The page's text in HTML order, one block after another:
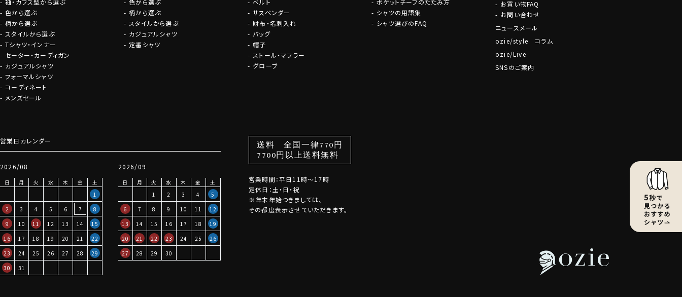
袖・カフス型から選ぶ
色から選ぶ
柄から選ぶ
スタイルから選ぶ
Tシャツ・インナー
セーター・カーディガン
カジュアルシャツ
フォーマルシャツ
コーディネート
メンズセール
色から選ぶ
柄から選ぶ
スタイルから選ぶ
カジュアルシャツ
定番シャツ
ベルト
サスペンダー
財布・名刺入れ
バッグ
帽子
ストール・マフラー
グローブ
ポケットチーフのたたみ方
シャツの用語集
シャツ選びのFAQ
お買い物FAQ
お問い合わせ
ニュースメール
ozie/style コラム
ozie/Live
SNSのご案内
営業日カレンダー
2026/08
日 月 火 水 木 金
土
1
2
3 4 5 6 7
8
9
10 11 12 13 14
15
16
17 18 19 20 21
22
23
24 25 26 27 28
29
30
31
2026/09
日 月 火 水 木 金
土
1
2 3 4
5
6
7 8 9 10 11
12
13
14 15 16 17 18
19
20
21 22 23 24 25
26
27
28 29 30
送料 全国一律770円
7700円以上送料無料
営業時間：平日11時～17時
定休日：土・日・祝
※年末年始つきましては、
その都度表示させていただきます。